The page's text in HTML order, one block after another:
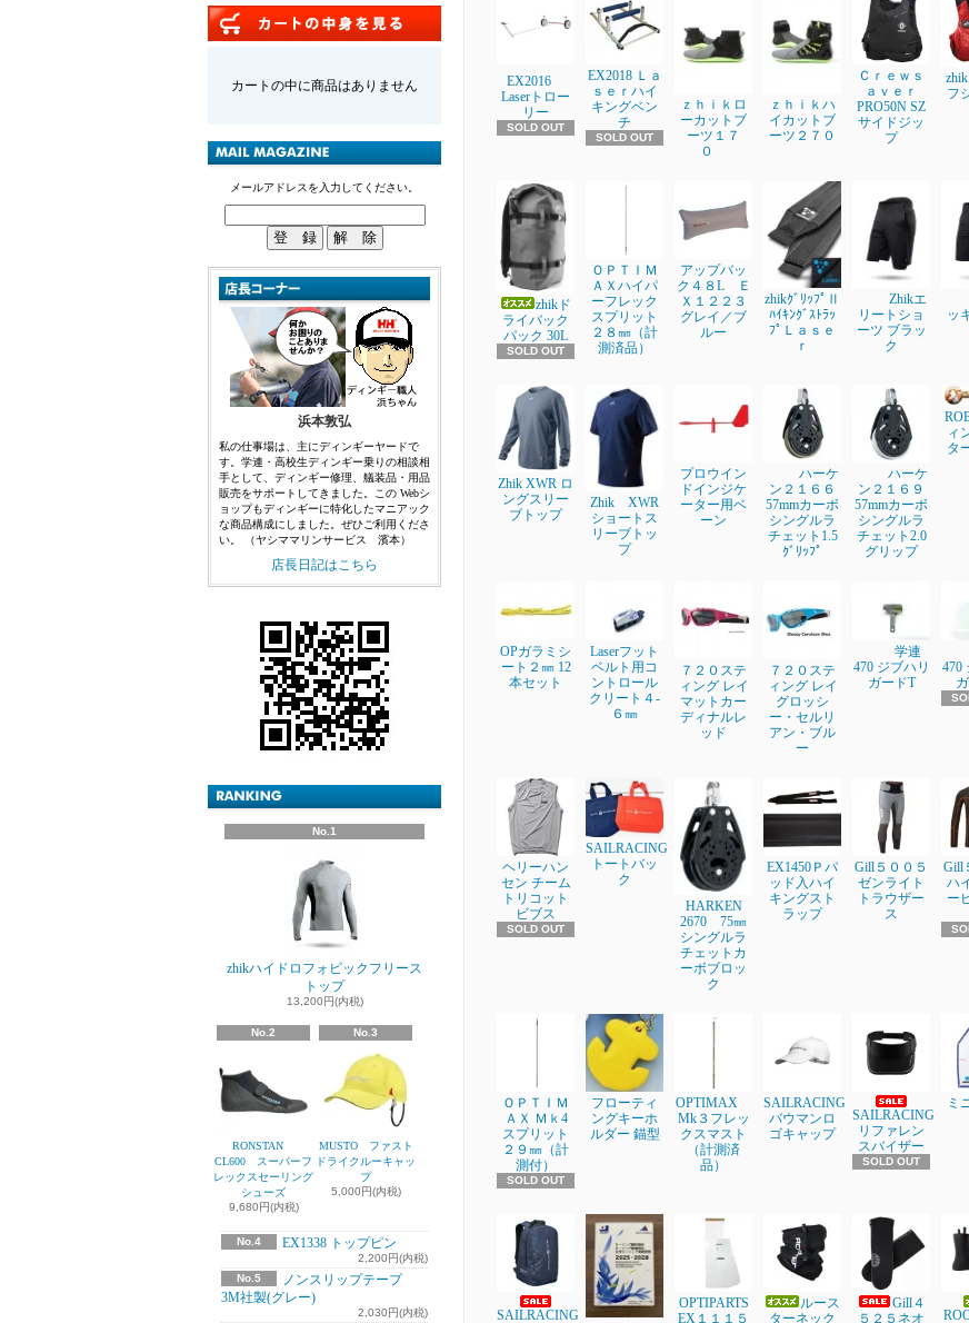
カートの中に商品はありません
メールアドレスを入力してください。
浜本敦弘
私の仕事場は、主にディンギーヤードで
す。学連・高校生ディンギー乗りの相談相
手として、ディンギー修理、艤装品・用品
販売をサポートしてきました。この Webシ
ョップもディンギーに特化したマニアック
な商品構成にしました。ぜひご利用くださ
い。 （ヤシママリンサービス 濱本）
店長日記はこちら
No.1
zhikハイドロフォビックフリース
トップ
13,200円(内税)
No.2
RONSTAN
CL600 スーパーフ
レックスセーリング
シューズ
9,680円(内税)
No.3
MUSTO ファスト
ドライクルーキャッ
プ
5,000円(内税)
No.4 EX1338 トップピン
2,200円(内税)
No.5
ノンスリップテープ
3M社製(グレー)
2,030円(内税)
EX2016
Laserトロー
リー
SOLD OUT
EX2018 Ｌａ
ｓｅｒハイ
キングベン
チ
SOLD OUT
ｚｈｉｋロ
ーカットブ
ーツ１７
０
ｚｈｉｋハ
イカットブ
ーツ２７０
Ｃｒｅｗｓ
ａｖｅｒ
PRO50N SZ
サイドジッ
プ
フ
zhikド
ライバック
パック 30L
SOLD OUT
ＯＰＴＩＭ
ＡＸハイパ
ーフレック
スプリット
２８㎜（計
測済品）
アップバッ
ク４８L Ｅ
Ｘ１２２３
グレイ／ブ
ルー
zhikｸﾞﾘｯﾌﾟⅡ
ﾊｲｷﾝｸﾞｽﾄﾗｯ
ﾌﾟＬａｓｅ
ｒ
Zhikエ
リートショ
ーツ ブラッ
ク
ッ
Zhik XWR ロ
ングスリー
ブトップ
Zhik XWR
ショートス
リーブトッ
プ
プロウイン
ドインジケ
ーター用ベ
ーン
ハーケ
ン２１６６
57mmカーボ
シングルラ
チェット1.5
ｸﾞﾘｯﾌﾟ
ハーケ
ン２１６９
57mmカーボ
シングルラ
チェット2.0
グリップ
ィ
タ
OPガラミシ
ート２㎜ 12
本セット
Laserフット
ベルト用コ
ントロール
クリート４-
６㎜
７２０ステ
ィング レイ
マットカー
ディナルレ
ッド
７２０ステ
ィング レイ
グロッシ
ー・セルリ
アン・ブル
ー
学連
470 ジブハリ
ガードT
470
ヘリーハン
セン チーム
トリコット
ビブス
SOLD OUT
SAILRACING
トートバッ
ク
HARKEN
2670 75㎜
シングルラ
チェットカ
ーボブロッ
ク
EX1450Ｐパ
ッド入ハイ
キングスト
ラップ
Gill５００５
ゼンライト
トラウザー
ス
Gill
ハ
ー
ＯＰＴＩＭ
ＡＸ Ｍｋ4
スプリット
２９㎜（計
測付）
SOLD OUT
フローティ
ングキーホ
ルダー 錨型
OPTIMAX
Mk３フレッ
クスマスト
（計測済
品）
SAILRACING
バウマンロ
ゴキャップ
SAILRACING
リファレン
スバイザー
SOLD OUT
ミ
SAILRACING
OPTIPARTS
EX１１１５
ルース
ターネック
Gill４
５２５ネオ